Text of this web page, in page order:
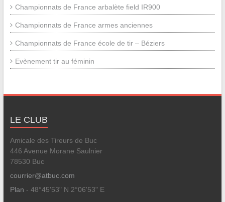
Championnats de France arbalète field IR900
Championnats de France armes anciennes
Championnats de France école de tir – Béziers
Evènement tir au féminin
LE CLUB
Amicale des Tireurs de Buc
446 Avenue Morane Saulnier
78530 Buc
courrier@atbuc.com
Plan - 48°45'53" N 2°06'53" E